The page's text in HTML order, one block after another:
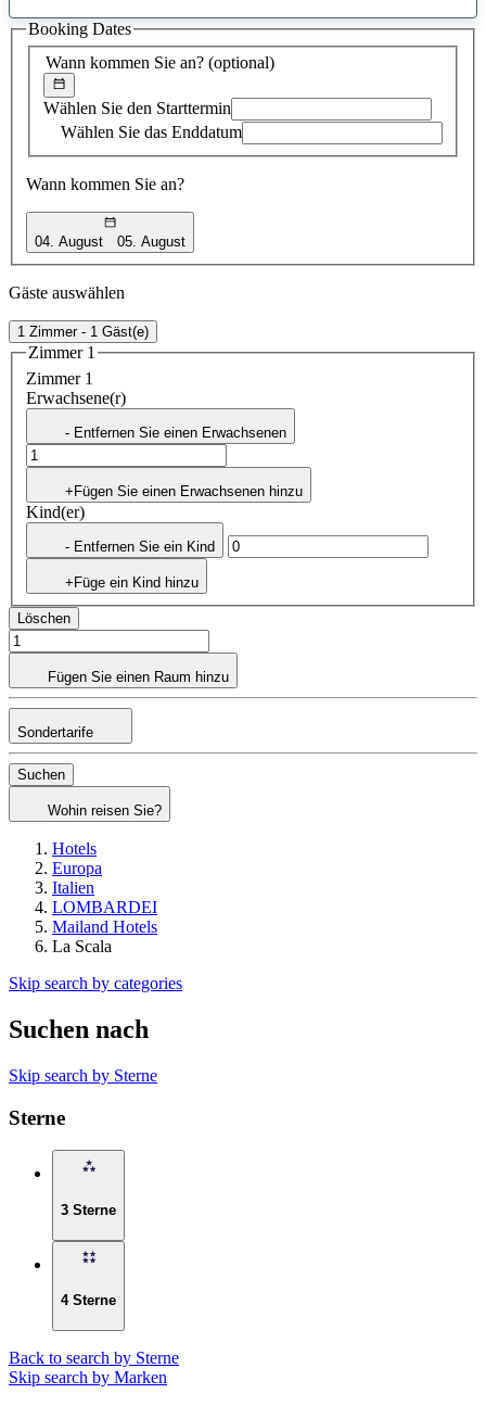
gefundener
Vorschlag
Wann kommen Sie an? (optional)
Wählen Sie den Starttermin
Wählen Sie das Enddatum
Wann kommen Sie an?
04. August 05. August
Booking Dates
Gäste auswählen
1 Zimmer - 1 Gäst(e)
Zimmer 1
Zimmer 1
Erwachsene(r)
- Entfernen Sie einen Erwachsenen
+Fügen Sie einen Erwachsenen hinzu
Kind(er)
- Entfernen Sie ein Kind
+Füge ein Kind hinzu
Löschen
Fügen Sie einen Raum hinzu
Sondertarife
Suchen
Wohin reisen Sie?
Hotels
Europa
Italien
LOMBARDEI
Mailand Hotels
La Scala
Skip search by categories
Suchen nach
Skip search by Sterne
Sterne
3 Sterne
4 Sterne
Back to search by Sterne
Skip search by Marken